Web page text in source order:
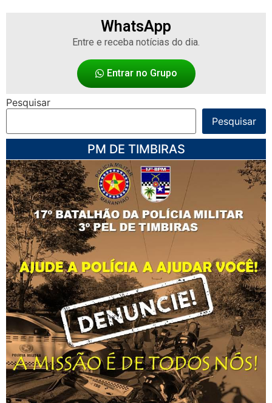
WhatsApp
Entre e receba notícias do dia.
Entrar no Grupo
Pesquisar
Pesquisar
PM DE TIMBIRAS